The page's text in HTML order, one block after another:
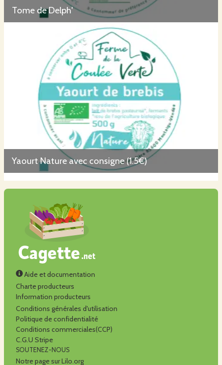
Tome de Delph'
Yaourt Nature avec consigne (1.5€)
Aide et documentation
Charte producteurs
Information producteurs
Conditions générales d'utilisation
Politique de confidentialité
Conditions commerciales(CCP)
C.G.U Stripe
SOUTENEZ-NOUS
Notre page sur Lilo.org